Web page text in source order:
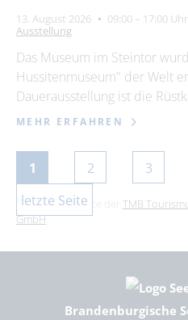
13. August 2026 09:00 – 17:00 Uhr
Ausstellung
Das Museum im Steintor
Hussitenmuseum" der Welt
Dauerausstellung ist die
MEHR ERFAHREN
1 2 3
letzte Seite
Dies ist ein Service der TMB
GmbH.
Brandenburgische